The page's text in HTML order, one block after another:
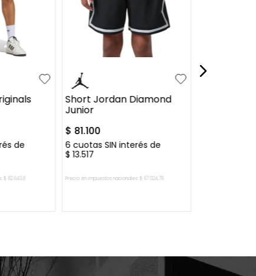
XL
de
$ 82. 643, 8
L
Short Jordan Diamond
Junior
$ 81.100
6 cuotas SIN interés de
$ 13.517
Precio sin impuestos nacionales: $ 67. 024 79